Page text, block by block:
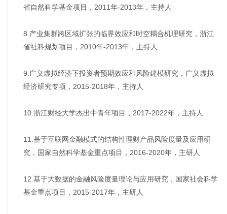
省自然科学基金项目，2011年-2013年，主持人
8.产业集群跨区域扩张的临界效应和时空耦合机理研究，浙江
省社科规划项目，2010年-2013年，主持人
9.广义虚拟经济下投资者预期效应和风险建模研究，广义虚拟
经济研究专项，2015-2018年，主持人
10.浙江财经大学杰出中青年项目，2017-2022年，主持人
11.基于互联网金融模式的结构性理财产品风险度量及应用研
究，国家自然科学基金重点项目，2016-2020年，主研人
12.基于大数据的金融风险度量理论与应用研究，国家社会科学
基金重点项目，2015-2017年，主研人